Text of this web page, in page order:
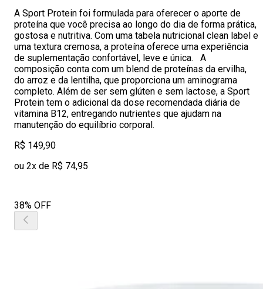
A Sport Protein foi formulada para oferecer o aporte de
proteína que você precisa ao longo do dia de forma prática,
gostosa e nutritiva. Com uma tabela nutricional clean label e
uma textura cremosa, a proteína oferece uma experiência
de suplementação confortável, leve e única. A
composição conta com um blend de proteínas da ervilha,
do arroz e da lentilha, que proporciona um aminograma
completo. Além de ser sem glúten e sem lactose, a Sport
Protein tem o adicional da dose recomendada diária de
vitamina B12, entregando nutrientes que ajudam na
manutenção do equilíbrio corporal.
R$ 149,90
ou 2x de R$ 74,95
38% OFF